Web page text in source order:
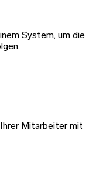
System, um die
Mitarbeiter mit